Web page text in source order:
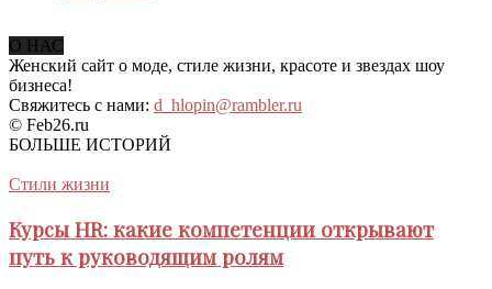
О НАС
Женский сайт о моде, стиле жизни, красоте и звездах шоу
бизнеса!
Свяжитесь с нами: d_hlopin@rambler.ru
© Feb26.ru
БОЛЬШЕ ИСТОРИЙ
Стили жизни
Курсы HR: какие компетенции открывают
путь к руководящим ролям